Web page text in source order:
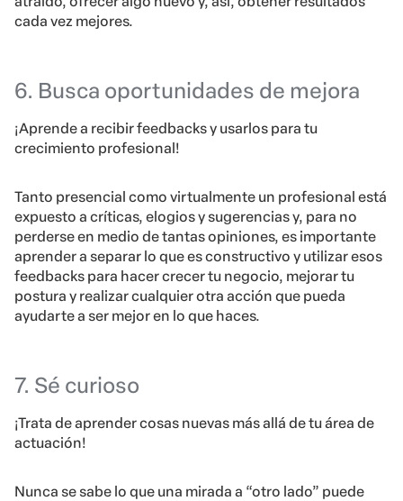
cada vez mejores.
6. Busca oportunidades de mejora
¡Aprende a recibir feedbacks y usarlos para tu
crecimiento profesional!
Tanto presencial como virtualmente un profesional está
expuesto a críticas, elogios y sugerencias y, para no
perderse en medio de tantas opiniones, es importante
aprender a separar lo que es constructivo y utilizar esos
feedbacks para hacer crecer tu negocio, mejorar tu
postura y realizar cualquier otra acción que pueda
ayudarte a ser mejor en lo que haces.
7. Sé curioso
¡Trata de aprender cosas nuevas más allá de tu área de
actuación!
Nunca se sabe lo que una mirada a “otro lado” puede